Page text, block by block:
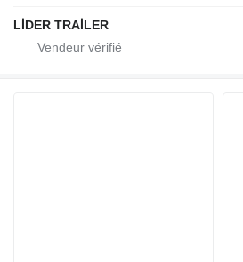
LİDER TRAİLER